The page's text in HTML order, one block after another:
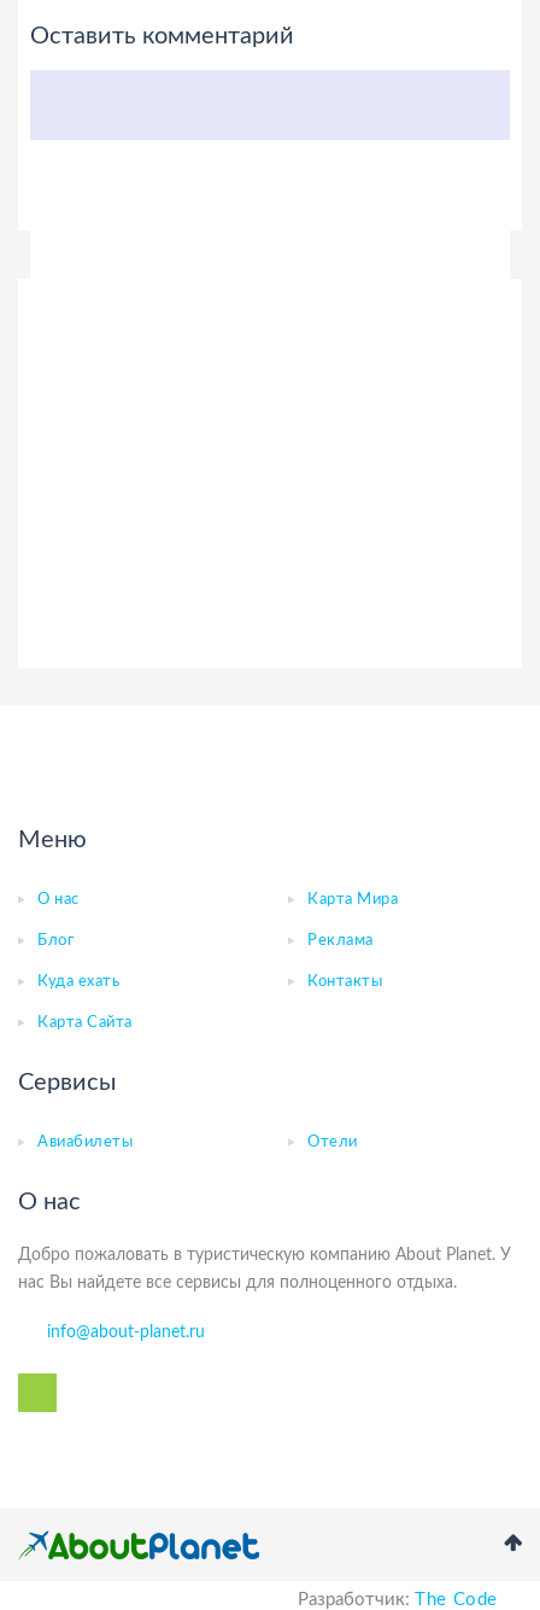
Оставить комментарий
Меню
О нас Карта Мира
Блог Реклама
Куда ехать Контакты
Карта Сайта
Сервисы
Авиабилеты Отели
О нас
Добро пожаловать в туристическую компанию About Planet. У
нас Вы найдете все сервисы для полноценного отдыха.
info@about-planet.ru
Разработчик: The Code